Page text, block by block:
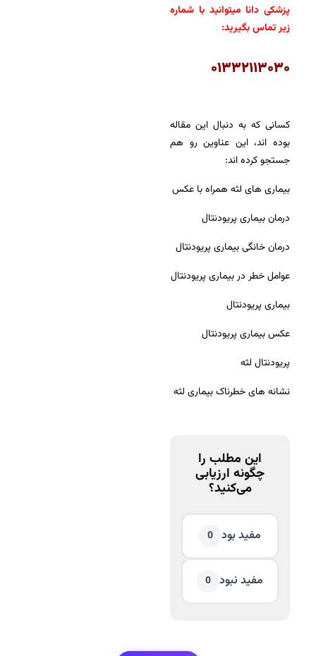
پزشکی دانا میتوانید با شماره
زیر تماس بگیرید:
۰۱۳۳۲۱۱۳۰۳۰
کسانی که به دنبال این مقاله
بوده اند، این عناوین رو هم
جستجو کرده اند:
بیماری های لثه همراه با عکس
درمان بیماری پریودنتال
درمان خانگی بیماری پریودنتال
عوامل خطر در بیماری پریودنتال
بیماری پریودنتال
عکس بیماری پریودنتال
پریودنتال لثه
نشانه های خطرناک بیماری لثه
این مطلب را
چگونه ارزیابی
می‌کنید؟
مفید بود 0
مفید نبود 0